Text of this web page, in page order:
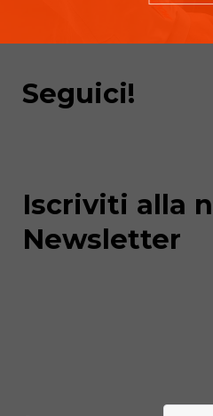
Seguici!
Iscriviti alla
Newsletter